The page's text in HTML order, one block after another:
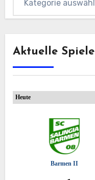
Aktuelle Spiele